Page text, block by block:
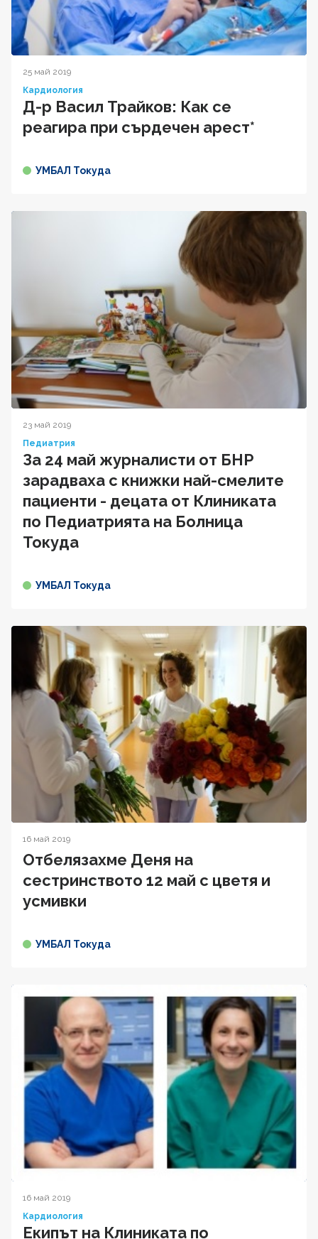
25 май 2019
Кардиология
Д-р Васил Трайков: Как се
реагира при сърдечен арест*
УМБАЛ Токуда
23 май 2019
Педиатрия
За 24 май журналисти от БНР
зарадваха с книжки най-смелите
пациенти - децата от Клиниката
по Педиатрията на Болница
Токуда
УМБАЛ Токуда
16 май 2019
Отбелязахме Деня на
сестринството 12 май с цветя и
усмивки
УМБАЛ Токуда
16 май 2019
Кардиология
Екипът на Клиниката по